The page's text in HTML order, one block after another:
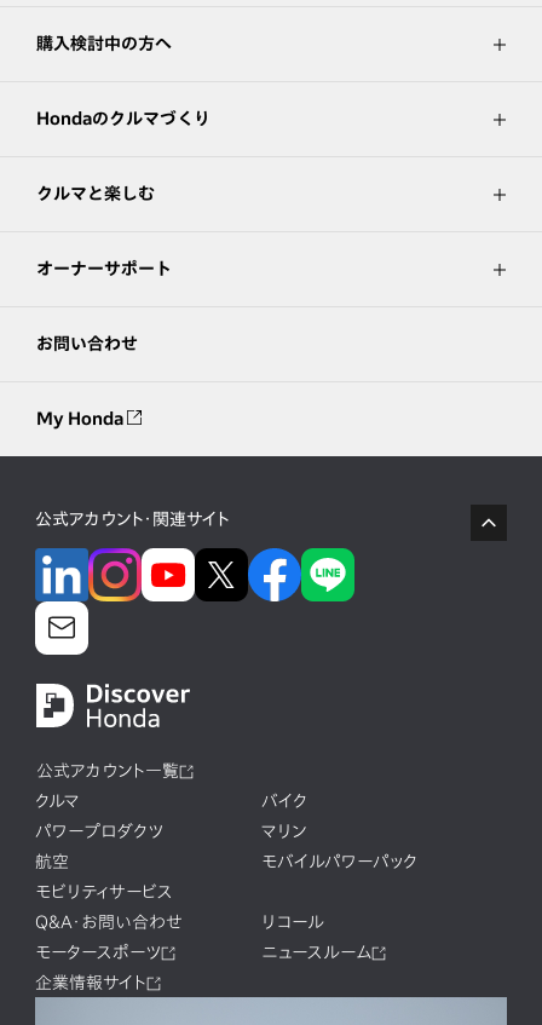
購入検討中の方へ
Hondaのクルマづくり
クルマと楽しむ
オーナーサポート
お問い合わせ
My Honda
公式アカウント・関連サイト
公式アカウント一覧
クルマ
バイク
パワープロダクツ
マリン
航空
モバイルパワーパック
モビリティサービス
Q&A・お問い合わせ
リコール
モータースポーツ
ニュースルーム
企業情報サイト